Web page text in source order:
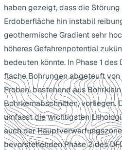
haben gezeigt, dass die
Erdoberfläche hin instabil
geothermische Gradient sehr
höheres Gefahrenpotential
bedeuten könnte. In Phase 1
flache Bohrungen abgeteuft
Proben, bestehend aus
Bohrkernabschnitten, vorliegen.
umfasst die wichtigsten
auch der
bevorstehenden Phase 2 des